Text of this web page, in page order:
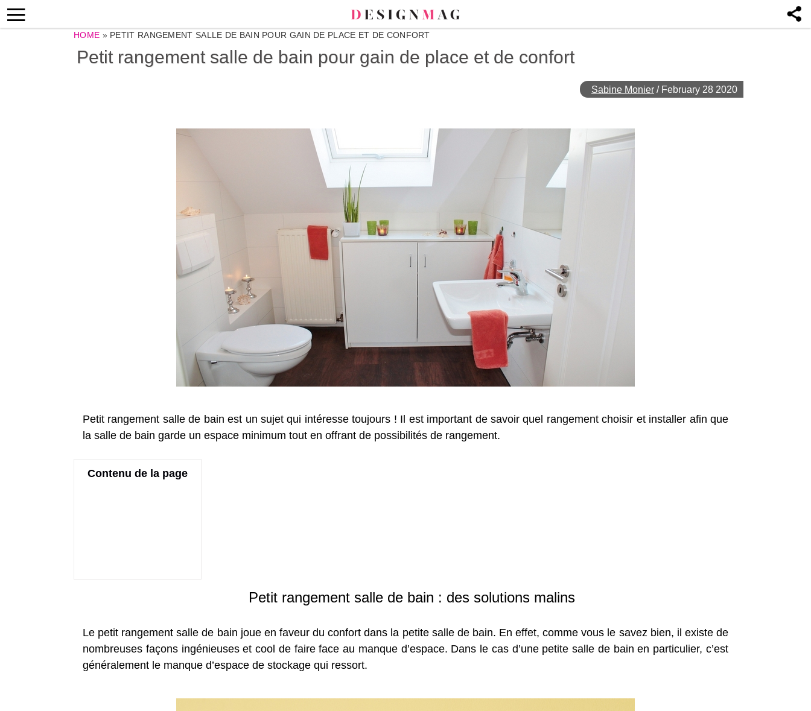
HOME » PETIT RANGEMENT SALLE DE BAIN POUR GAIN DE PLACE ET DE CONFORT
Petit rangement salle de bain pour gain de place et de confort
Sabine Monier / February 28 2020
Petit rangement salle de bain est un sujet qui intéresse toujours ! Il est important de savoir quel rangement choisir et installer afin que
la salle de bain garde un espace minimum tout en offrant de possibilités de rangement.
Contenu de la page
Petit rangement salle de bain : des solutions malins
Le petit rangement salle de bain joue en faveur du confort dans la petite salle de bain. En effet, comme vous le savez bien, il existe de
nombreuses façons ingénieuses et cool de faire face au manque d’espace. Dans le cas d’une petite salle de bain en particulier, c’est
généralement le manque d’espace de stockage qui ressort.